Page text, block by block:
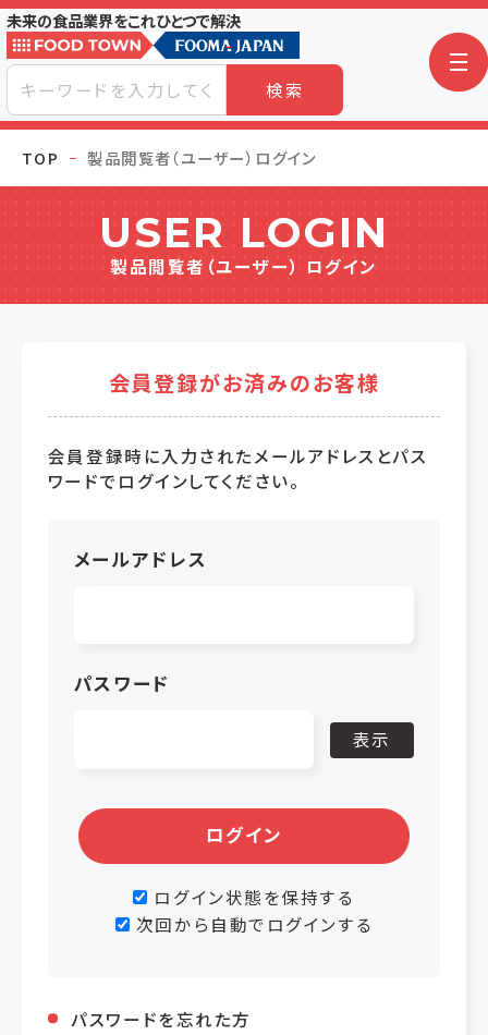
未来の食品業界をこれひとつで解決
検索
TOP 製品閲覧者（ユーザー）ログイン
USER LOGIN
製品閲覧者（ユーザー） ログイン
会員登録がお済みのお客様
会員登録時に入力されたメールアドレスとパス
ワードでログインしてください。
メールアドレス
パスワード
表示
ログイン
ログイン状態を保持する
次回から自動でログインする
パスワードを忘れた方